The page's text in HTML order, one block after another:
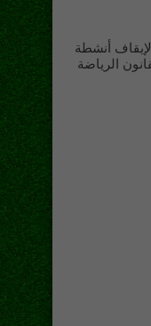
أنشطة
الرياضة